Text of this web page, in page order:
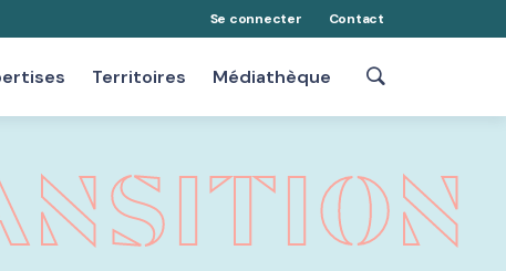
Se connecter Contact
Territoires Médiathèque